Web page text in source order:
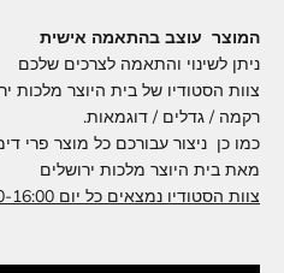
המוצר עוצב בהתאמה אישית
ניתן לשינוי והתאמה לצרכים שלכם
צוות הסטודיו של בית היוצר מלכות
רקמה / גדלים / דוגמאות.
כמו כן ניצור עבורכם כל מוצר פרי
מאת בית היוצר מלכות ירושלים
צוות הסטודיו נמצאים כל יום 10:00-16:00 נשמח לשרת אתכם